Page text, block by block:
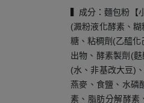
▍成分：麵包粉【
(澱粉液化酵素、
糖、粘稠劑(乙醯
出物、酵素製劑(
(水、非基改大豆)
燕麥、食鹽、水磷
素、脂肪分解酵素